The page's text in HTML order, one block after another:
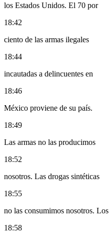
los Estados Unidos. El 70 por
18:42
ciento de las armas ilegales
18:44
incautadas a delincuentes en
18:46
México proviene de su país.
18:49
Las armas no las producimos
18:52
nosotros. Las drogas sintéticas
18:55
no las consumimos nosotros. Los
18:58